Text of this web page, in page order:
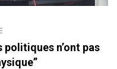
politiques n’ont pas